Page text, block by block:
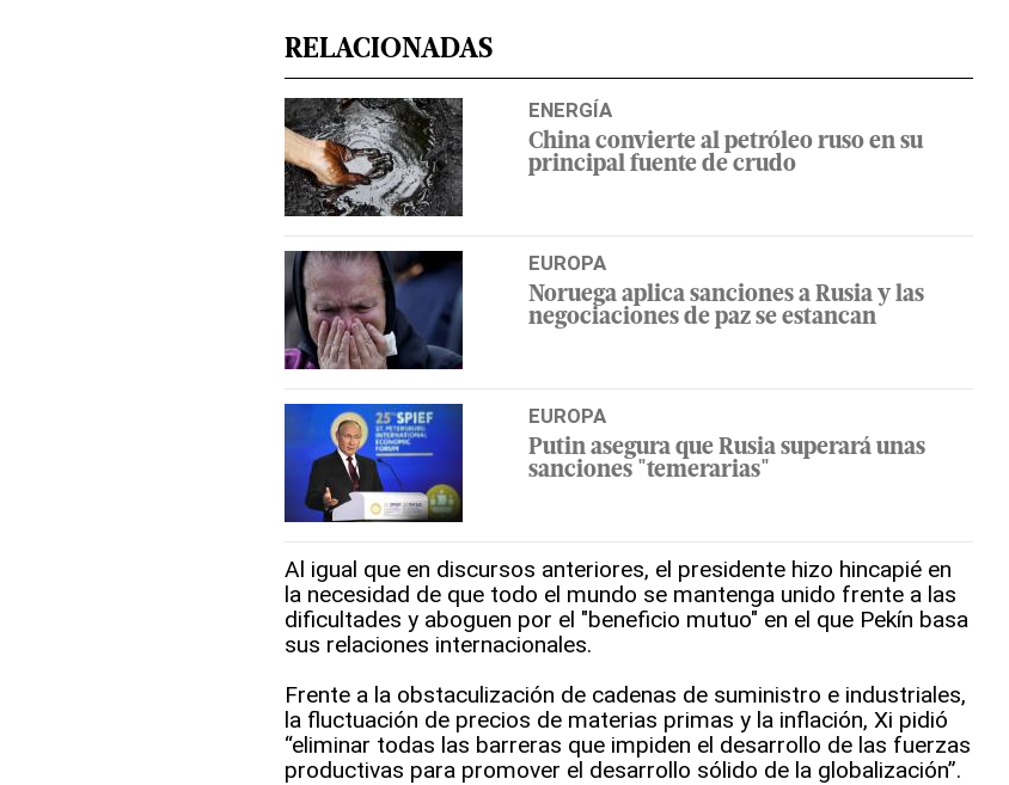
RELACIONADAS
ENERGÍA
China convierte al petróleo ruso en su
principal fuente de crudo
EUROPA
Noruega aplica sanciones a Rusia y las
negociaciones de paz se estancan
EUROPA
Putin asegura que Rusia superará unas
sanciones "temerarias"
Al igual que en discursos anteriores, el presidente hizo hincapié en
la necesidad de que todo el mundo se mantenga unido frente a las
dificultades y aboguen por el "beneficio mutuo" en el que Pekín basa
sus relaciones internacionales.
Frente a la obstaculización de cadenas de suministro e industriales,
la fluctuación de precios de materias primas y la inflación, Xi pidió
“eliminar todas las barreras que impiden el desarrollo de las fuerzas
productivas para promover el desarrollo sólido de la globalización”.